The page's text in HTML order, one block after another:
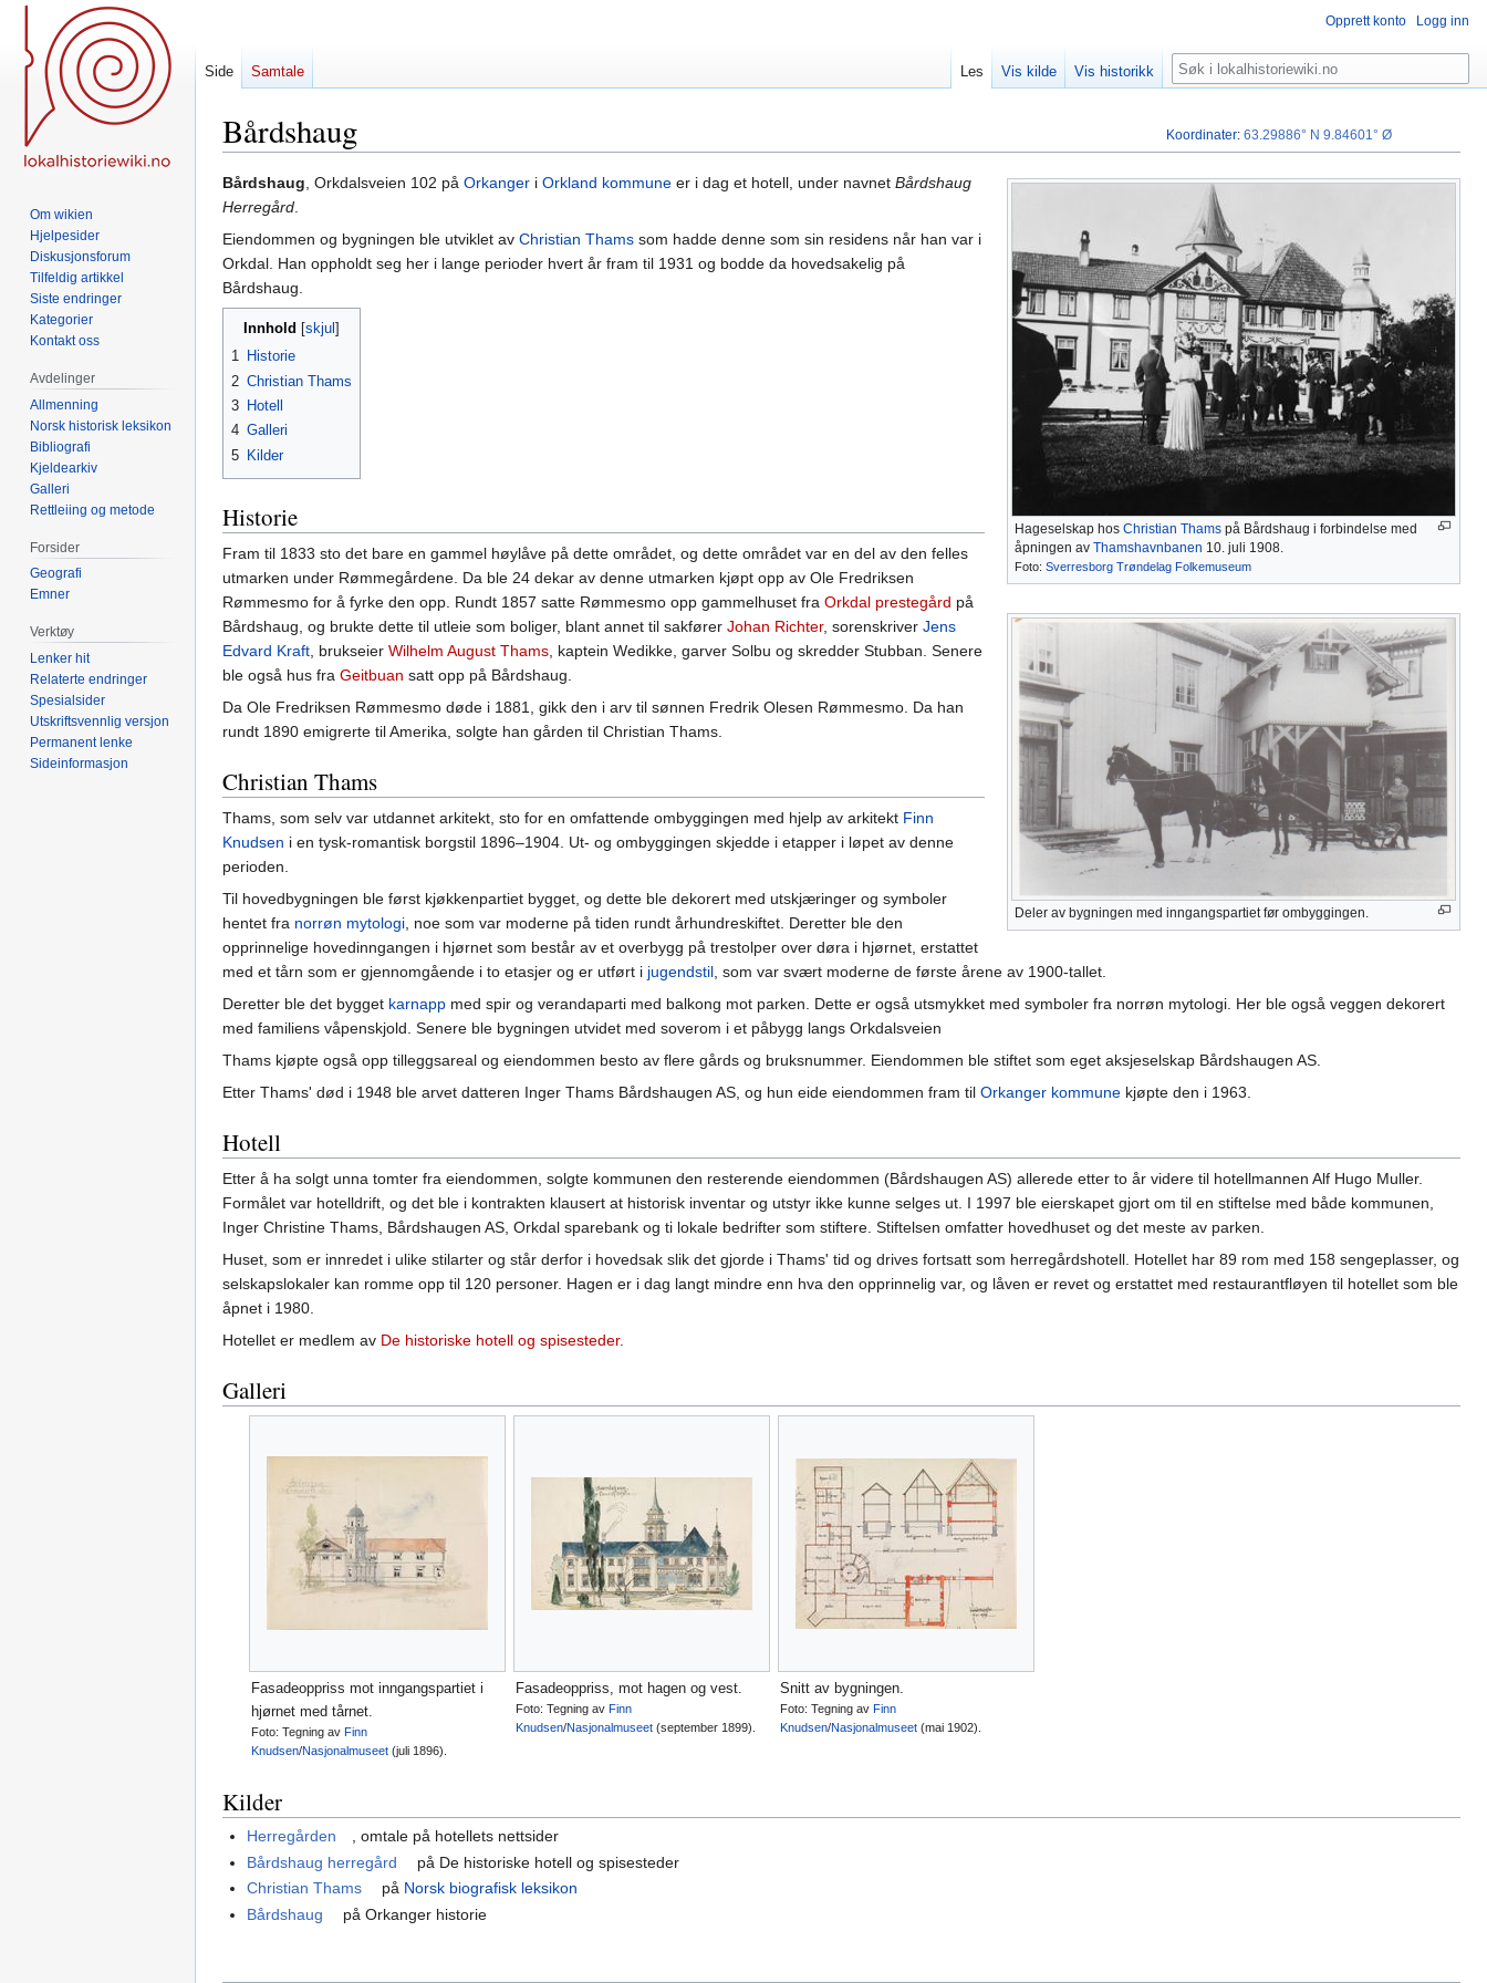
Bårdshaug
Hopp
til
navigering
Hopp
til
søk
Hageselskap hos Christian Thams på Bårdshaug i forbindelse med
åpningen av Thamshavnbanen 10. juli 1908.
Foto: Sverresborg Trøndelag Folkemuseum
Bårdshaug, Orkdalsveien 102 på Orkanger i Orkland kommune er i dag et hotell, under navnet Bårdshaug
Herregård.
Eiendommen og bygningen ble utviklet av Christian Thams som hadde denne som sin residens når han var i
Orkdal. Han oppholdt seg her i lange perioder hvert år fram til 1931 og bodde da hovedsakelig på
Bårdshaug.
Innhold
1 Historie
2 Christian Thams
3 Hotell
4 Galleri
5 Kilder
Historie
Deler av bygningen med inngangspartiet før ombyggingen.
Fram til 1833 sto det bare en gammel høylåve på dette området, og dette området var en del av den felles
utmarken under Rømmegårdene. Da ble 24 dekar av denne utmarken kjøpt opp av Ole Fredriksen
Rømmesmo for å fyrke den opp. Rundt 1857 satte Rømmesmo opp gammelhuset fra Orkdal prestegård på
Bårdshaug, og brukte dette til utleie som boliger, blant annet til sakfører Johan Richter, sorenskriver Jens
Edvard Kraft, brukseier Wilhelm August Thams, kaptein Wedikke, garver Solbu og skredder Stubban. Senere
ble også hus fra Geitbuan satt opp på Bårdshaug.
Da Ole Fredriksen Rømmesmo døde i 1881, gikk den i arv til sønnen Fredrik Olesen Rømmesmo. Da han
rundt 1890 emigrerte til Amerika, solgte han gården til Christian Thams.
Christian Thams
Thams, som selv var utdannet arkitekt, sto for en omfattende ombyggingen med hjelp av arkitekt Finn
Knudsen i en tysk-romantisk borgstil 1896–1904. Ut- og ombyggingen skjedde i etapper i løpet av denne
perioden.
Til hovedbygningen ble først kjøkkenpartiet bygget, og dette ble dekorert med utskjæringer og symboler
hentet fra norrøn mytologi, noe som var moderne på tiden rundt århundreskiftet. Deretter ble den
opprinnelige hovedinngangen i hjørnet som består av et overbygg på trestolper over døra i hjørnet, erstattet
med et tårn som er gjennomgående i to etasjer og er utført i jugendstil, som var svært moderne de første årene av 1900-tallet.
Deretter ble det bygget karnapp med spir og verandaparti med balkong mot parken. Dette er også utsmykket med symboler fra norrøn mytologi. Her ble også veggen dekorert
med familiens våpenskjold. Senere ble bygningen utvidet med soverom i et påbygg langs Orkdalsveien
Thams kjøpte også opp tilleggsareal og eiendommen besto av flere gårds og bruksnummer. Eiendommen ble stiftet som eget aksjeselskap Bårdshaugen AS.
Etter Thams' død i 1948 ble arvet datteren Inger Thams Bårdshaugen AS, og hun eide eiendommen fram til Orkanger kommune kjøpte den i 1963.
Hotell
Etter å ha solgt unna tomter fra eiendommen, solgte kommunen den resterende eiendommen (Bårdshaugen AS) allerede etter to år videre til hotellmannen Alf Hugo Muller.
Formålet var hotelldrift, og det ble i kontrakten klausert at historisk inventar og utstyr ikke kunne selges ut. I 1997 ble eierskapet gjort om til en stiftelse med både kommunen,
Inger Christine Thams, Bårdshaugen AS, Orkdal sparebank og ti lokale bedrifter som stiftere. Stiftelsen omfatter hovedhuset og det meste av parken.
Huset, som er innredet i ulike stilarter og står derfor i hovedsak slik det gjorde i Thams' tid og drives fortsatt som herregårdshotell. Hotellet har 89 rom med 158 sengeplasser, og
selskapslokaler kan romme opp til 120 personer. Hagen er i dag langt mindre enn hva den opprinnelig var, og låven er revet og erstattet med restaurantfløyen til hotellet som ble
åpnet i 1980.
Hotellet er medlem av De historiske hotell og spisesteder.
Galleri
Fasadeoppriss mot inngangspartiet i
hjørnet med tårnet.
Foto: Tegning avFinn
Knudsen/Nasjonalmuseet (juli 1896).
Fasadeoppriss, mot hagen og vest.
Foto: Tegning avFinn
Knudsen/Nasjonalmuseet (september 1899).
Snitt av bygningen.
Foto: Tegning avFinn
Knudsen/Nasjonalmuseet (mai 1902).
Kilder
Herregården
, omtale på hotellets nettsider
Bårdshaug herregård
på De historiske hotell og spisesteder
Christian Thams
på Norsk biografisk leksikon
Bårdshaug
på Orkanger historie
Koordinater:63.29886° N 9.84601° Ø
Opprett konto Logg inn
Side Samtale Les Vis kilde Vis historikk Søk
Om wikien
Hjelpesider
Diskusjonsforum
Tilfeldig artikkel
Siste endringer
Kategorier
Kontakt oss
Avdelinger
Allmenning
Norsk historisk leksikon
Bibliografi
Kjeldearkiv
Galleri
Rettleiing og metode
Forsider
Geografi
Emner
Verktøy
Lenker hit
Relaterte endringer
Spesialsider
Utskriftsvennlig versjon
Permanent lenke
Sideinformasjon